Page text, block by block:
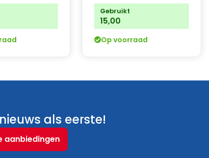
Gebruikt
15,00
Op voorraad
als eerste!
aanbiedingen